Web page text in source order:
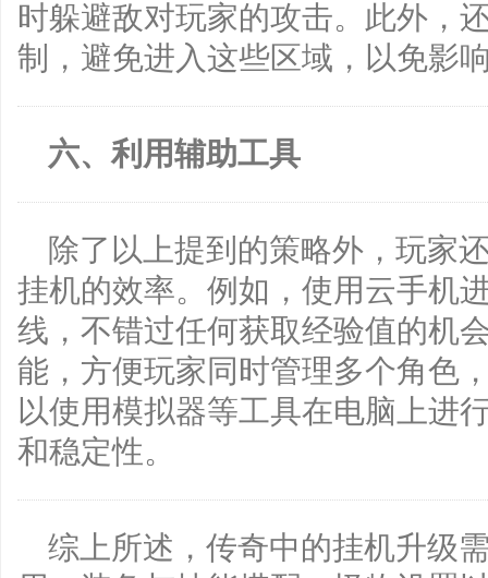
时躲避敌对玩家的攻击。此外，
制，避免进入这些区域，以免影
六、利用辅助工具
除了以上提到的策略外，玩家
挂机的效率。例如，使用云手机
线，不错过任何获取经验值的机
能，方便玩家同时管理多个角色
以使用模拟器等工具在电脑上进
和稳定性。
综上所述，传奇中的挂机升级